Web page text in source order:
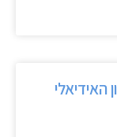
האידיאלי